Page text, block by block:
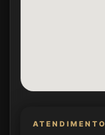
ATENDIMENTO